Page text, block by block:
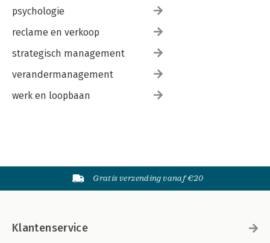
psychologie
reclame en verkoop
strategisch management
verandermanagement
werk en loopbaan
Gratis verzending vanaf €20
Klantenservice